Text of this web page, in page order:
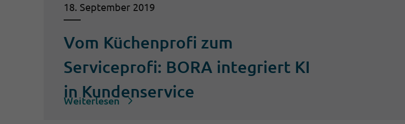
18. September 2019
Vom Küchenprofi zum
Serviceprofi: BORA integriert KI
in Kundenservice
Weiterlesen